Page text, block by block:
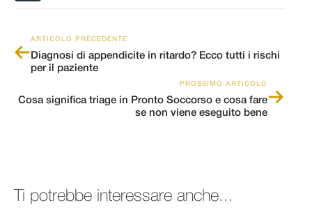
ARTICOLO PRECEDENTE
Diagnosi di appendicite in ritardo? Ecco tutti i rischi
per il paziente
PROSSIMO ARTICOLO
Cosa significa triage in Pronto Soccorso e cosa fare
se non viene eseguito bene
Ti potrebbe interessare anche...